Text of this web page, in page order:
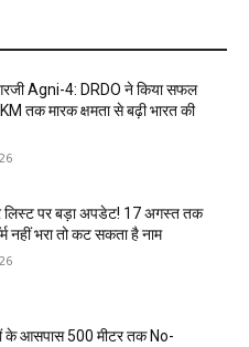
Agni-4: DRDO ने किया सफल
तक मारक क्षमता से बढ़ी भारत की
लिस्ट पर बड़ा अपडेट! 17 अगस्त तक
नहीं भरा तो कट सकता है नाम
के आसपास 500 मीटर तक No-